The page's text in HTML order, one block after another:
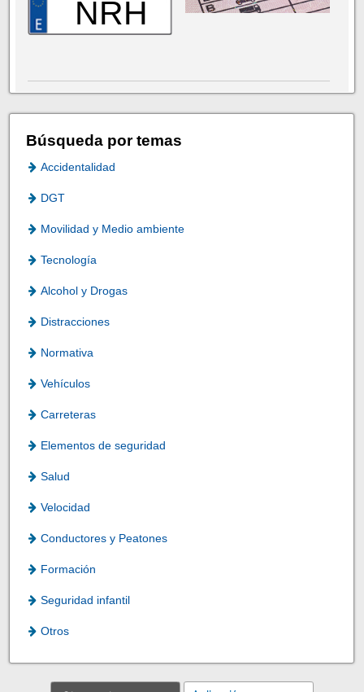
NRH
Búsqueda por temas
Accidentalidad
DGT
Movilidad y Medio ambiente
Tecnología
Alcohol y Drogas
Distracciones
Normativa
Vehículos
Carreteras
Elementos de seguridad
Salud
Velocidad
Conductores y Peatones
Formación
Seguridad infantil
Otros